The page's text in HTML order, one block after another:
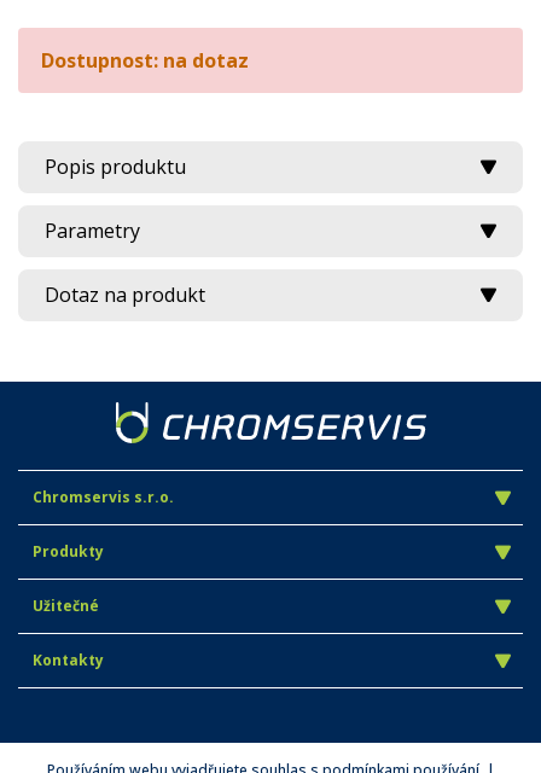
Dostupnost: na dotaz
Popis produktu
Parametry
Dotaz na produkt
Chromservis s.r.o.
Produkty
Užitečné
Kontakty